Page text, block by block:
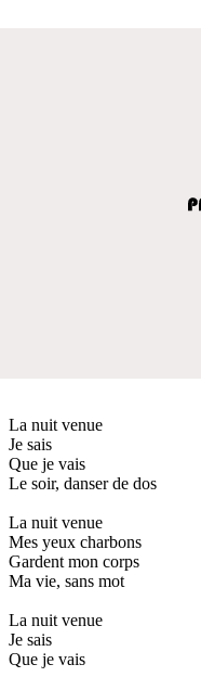
La nuit venue
Je sais
Que je vais
Le soir, danser de dos
La nuit venue
Mes yeux charbons
Gardent mon corps
Ma vie, sans mot
La nuit venue
Je sais
Que je vais